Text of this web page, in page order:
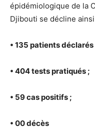
épidémiologique de la
Djibouti se décline
• 135 patients
• 404 tests pratiqués ;
• 59 cas positifs ;
• 00 décès